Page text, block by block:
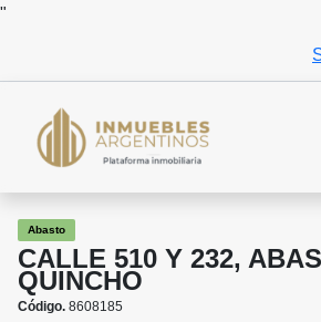
"
Abasto
CALLE 510 Y 232,
QUINCHO
Código. 8608185